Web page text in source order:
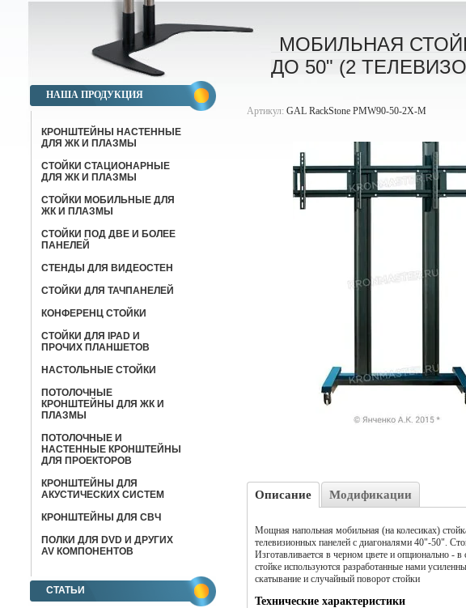
НАША ПРОДУКЦИЯ
КРОНШТЕЙНЫ НАСТЕННЫЕ
ДЛЯ ЖК И ПЛАЗМЫ
СТОЙКИ СТАЦИОНАРНЫЕ
ДЛЯ ЖК И ПЛАЗМЫ
СТОЙКИ МОБИЛЬНЫЕ ДЛЯ
ЖК И ПЛАЗМЫ
СТОЙКИ ПОД ДВЕ И БОЛЕЕ
ПАНЕЛЕЙ
СТЕНДЫ ДЛЯ ВИДЕОСТЕН
СТОЙКИ ДЛЯ ТАЧПАНЕЛЕЙ
КОНФЕРЕНЦ СТОЙКИ
CТОЙКИ ДЛЯ IPAD И
ПРОЧИХ ПЛАНШЕТОВ
НАСТОЛЬНЫЕ СТОЙКИ
ПОТОЛОЧНЫЕ
КРОНШТЕЙНЫ ДЛЯ ЖК И
ПЛАЗМЫ
ПОТОЛОЧНЫЕ И
НАСТЕННЫЕ КРОНШТЕЙНЫ
ДЛЯ ПРОЕКТОРОВ
КРОНШТЕЙНЫ ДЛЯ
АКУСТИЧЕСКИХ СИСТЕМ
КРОНШТЕЙНЫ ДЛЯ СВЧ
ПОЛКИ ДЛЯ DVD И ДРУГИХ
AV КОМПОНЕНТОВ
СТАТЬИ
МОБИЛЬНАЯ
ДО 50" (2
Артикул: GAL RackStone PMW90-50-2X-M
Описание Модификации
Мощная напольная мобильная (на колесиках)
телевизионных панелей с диагоналями 40"-50".
Изготавливается в черном цвете и опционально -
стойке используются разработанные нами
скатывание и случайный поворот стойки
Технические характеристики